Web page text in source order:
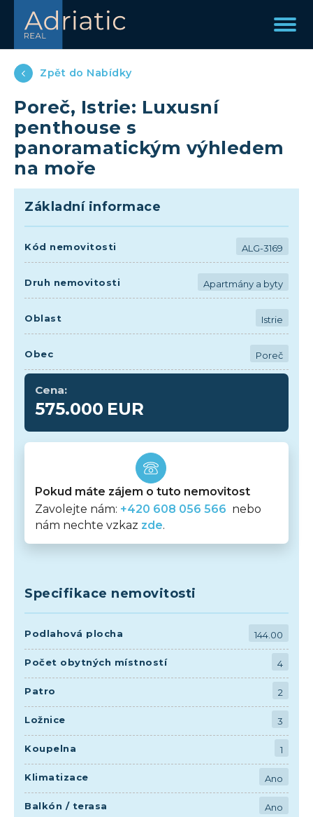
Zpět do Nabídky
Poreč, Istrie: Luxusní
penthouse s
panoramatickým výhledem
na moře
Základní informace
Kód nemovitosti ALG-3169
Druh nemovitosti Apartmány a byty
Oblast Istrie
Obec Poreč
Cena:
575.000 EUR
Pokud máte zájem o tuto nemovitost
Zavolejte nám: +420 608 056 566 nebo
nám nechte vzkaz zde.
Specifikace nemovitosti
Podlahová plocha 144.00
Počet obytných místností 4
Patro 2
Ložnice 3
Koupelna 1
Klimatizace Ano
Balkón / terasa Ano